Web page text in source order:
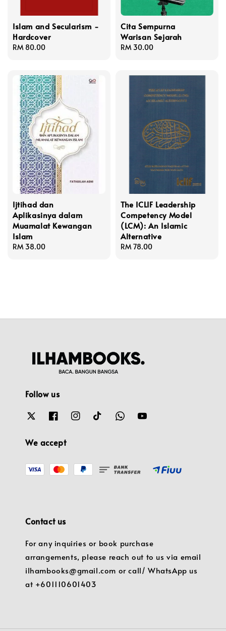
Islam and Secularism -
Hardcover
Regular
RM 80.00
Cita Sempurna
Warisan Sejarah
Regular
RM 30.00
Ijtihad dan
Aplikasinya dalam
Muamalat Kewangan
Islam
Regular
RM 38.00
The ICLIF Leadership
Competency Model
(LCM): An Islamic
Alternative
Regular
RM 78.00
Follow us
We accept
Contact us
For any inquiries or book purchase
arrangements, please reach out to us via email
ilhambooks@gmail.com or call/ WhatsApp us
at +601110601403